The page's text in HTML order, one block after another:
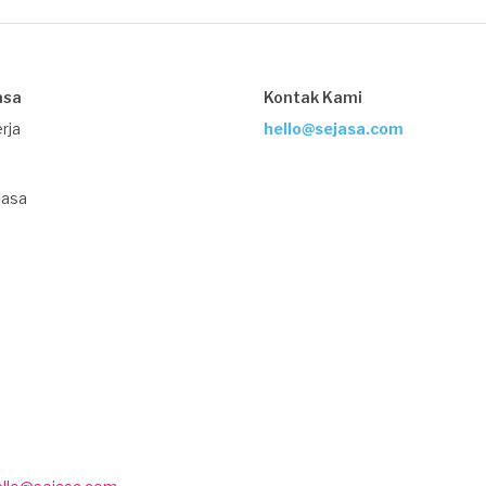
Kontak Kami
hello@sejasa.com